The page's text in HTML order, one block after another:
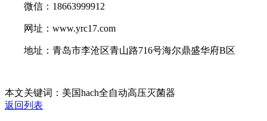
微信：18663999912
网址：www.yrc17.com
地址：青岛市李沧区青山路716号海尔鼎盛华府B区
本文关键词：美国hach全自动高压灭菌器
返回列表